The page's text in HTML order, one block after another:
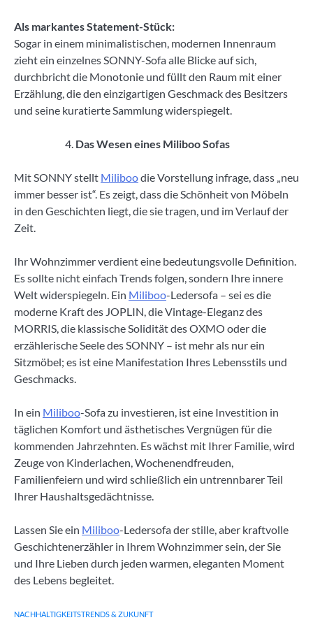
Als markantes Statement-Stück:
Sogar in einem minimalistischen, modernen Innenraum
zieht ein einzelnes SONNY-Sofa alle Blicke auf sich,
durchbricht die Monotonie und füllt den Raum mit einer
Erzählung, die den einzigartigen Geschmack des Besitzers
und seine kuratierte Sammlung widerspiegelt.
Das Wesen eines Miliboo Sofas
Mit SONNY stellt Miliboodie Vorstellung infrage, dass „neu
immer besser ist“. Es zeigt, dass die Schönheit von Möbeln
in den Geschichten liegt, die sie tragen, und im Verlauf der
Zeit.
Ihr Wohnzimmer verdient eine bedeutungsvolle Definition.
Es sollte nicht einfach Trends folgen, sondern Ihre innere
Welt widerspiegeln. Ein Miliboo-Ledersofa – sei es die
moderne Kraft des JOPLIN, die Vintage-Eleganz des
MORRIS, die klassische Solidität des OXMO oder die
erzählerische Seele des SONNY – ist mehr als nur ein
Sitzmöbel; es ist eine Manifestation Ihres Lebensstils und
Geschmacks.
In ein Miliboo-Sofa zu investieren, ist eine Investition in
täglichen Komfort und ästhetisches Vergnügen für die
kommenden Jahrzehnten. Es wächst mit Ihrer Familie, wird
Zeuge von Kinderlachen, Wochenendfreuden,
Familienfeiern und wird schließlich ein untrennbarer Teil
Ihrer Haushaltsgedächtnisse.
Lassen Sie ein Miliboo-Ledersofa der stille, aber kraftvolle
Geschichtenerzähler in Ihrem Wohnzimmer sein, der Sie
und Ihre Lieben durch jeden warmen, eleganten Moment
des Lebens begleitet.
NACHHALTIGKEITSTRENDS & ZUKUNFT